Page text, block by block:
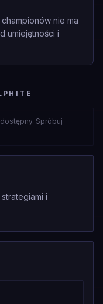
nie ma
umiejętności i
Spróbuj
i